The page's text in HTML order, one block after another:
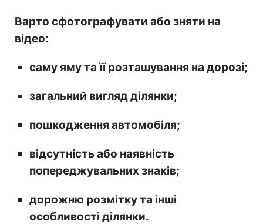
Варто сфотографувати або зняти на
відео:
саму яму та її розташування на дорозі;
загальний вигляд ділянки;
пошкодження автомобіля;
відсутність або наявність
попереджувальних знаків;
дорожню розмітку та інші
особливості ділянки.